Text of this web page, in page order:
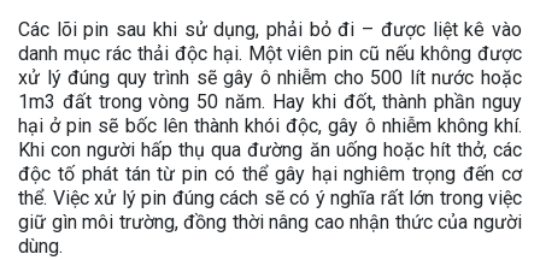
Các lõi pin sau khi sử dụng, phải bỏ đi – được liệt kê vào
danh mục rác thải độc hại. Một viên pin cũ nếu không được
xử lý đúng quy trình sẽ gây ô nhiễm cho 500 lít nước hoặc
1m3 đất trong vòng 50 năm. Hay khi đốt, thành phần nguy
hại ở pin sẽ bốc lên thành khói độc, gây ô nhiễm không khí.
Khi con người hấp thụ qua đường ăn uống hoặc hít thở, các
độc tố phát tán từ pin có thể gây hại nghiêm trọng đến cơ
thể. Việc xử lý pin đúng cách sẽ có ý nghĩa rất lớn trong việc
giữ gìn môi trường, đồng thời nâng cao nhận thức của người
dùng.